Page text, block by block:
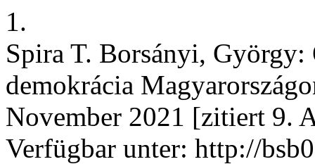
1.
Spira T. Borsányi,
demokrácia
November 2021 [zitiert 9.
Verfügbar unter: http://